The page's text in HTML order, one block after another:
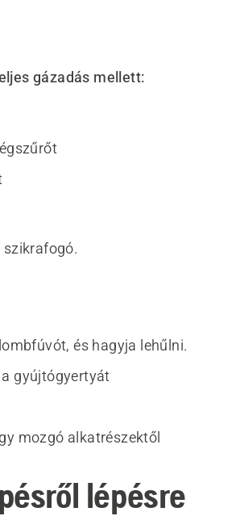
gázadás mellett:
és hagyja lehűlni.
gyújtógyertyát
mozgó alkatrészektől
lépésre